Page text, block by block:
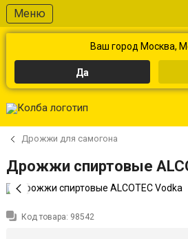
Меню
Ваш город Москва,
Да
Дрожжи для самогона
Дрожжи спиртовые
Код товара: 98542